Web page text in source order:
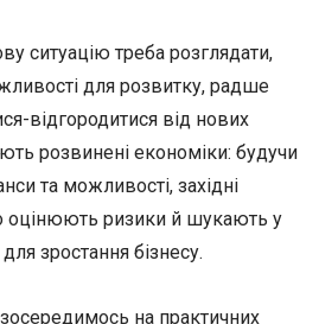
ситуацію треба розглядати,
для розвитку, радше
відгородитися від нових
розвинені економіки: будучи
та можливості, західні
оцінюють ризики й шукають у
зростання бізнесу.
на практичних